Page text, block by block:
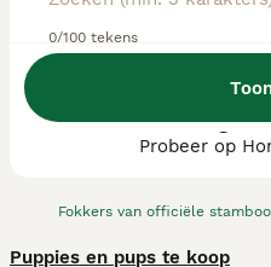
0/100 tekens
Fokkers van officiële
We hebben 0
Probeer op
Puppies en pups te koop